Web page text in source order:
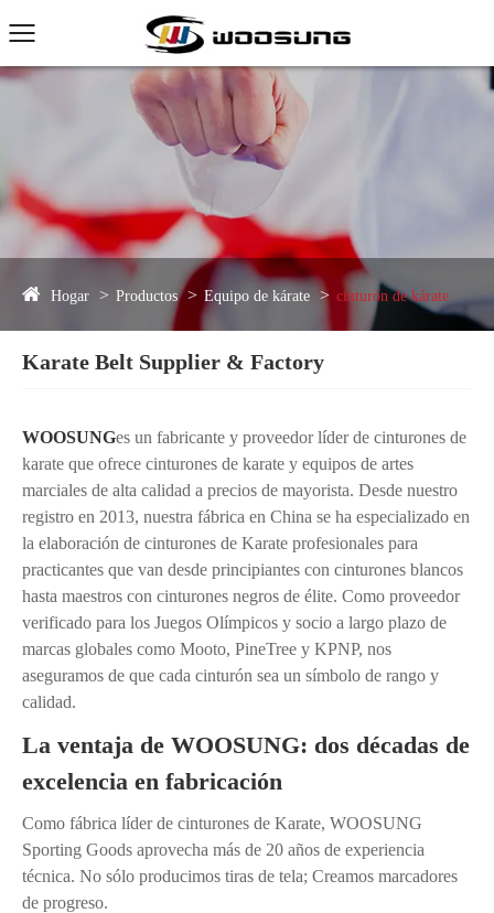
Hogar Productos Equipo de kárate cinturón de kárate
Karate Belt Supplier & Factory
WOOSUNGes un fabricante y proveedor líder de cinturones de
karate que ofrece cinturones de karate y equipos de artes
marciales de alta calidad a precios de mayorista. Desde nuestro
registro en 2013, nuestra fábrica en China se ha especializado en
la elaboración de cinturones de Karate profesionales para
practicantes que van desde principiantes con cinturones blancos
hasta maestros con cinturones negros de élite. Como proveedor
verificado para los Juegos Olímpicos y socio a largo plazo de
marcas globales como Mooto, PineTree y KPNP, nos
aseguramos de que cada cinturón sea un símbolo de rango y
calidad.
La ventaja de WOOSUNG: dos décadas de
excelencia en fabricación
Como fábrica líder de cinturones de Karate, WOOSUNG
Sporting Goods aprovecha más de 20 años de experiencia
técnica. No sólo producimos tiras de tela; Creamos marcadores
de progreso.